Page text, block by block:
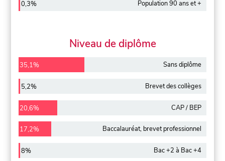
0,3% Population 90 ans et +
Niveau de diplôme
35,1% Sans diplôme
5,2% Brevet des collèges
20,6% CAP / BEP
17,2% Baccalauréat, brevet professionnel
8% Bac +2 à Bac +4